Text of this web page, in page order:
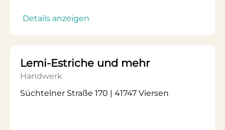
Details anzeigen
Lemi-Estriche und mehr
Handwerk
Süchtelner Straße 170 | 41747 Viersen